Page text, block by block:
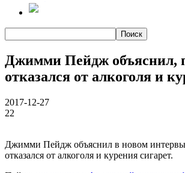
Джимми Пейдж объяснил,
отказался от алкоголя и
2017-12-27
22
Джимми Пейдж объяснил в новом
отказался от алкоголя и курения сигарет.